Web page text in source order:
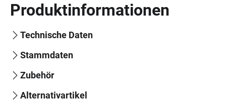
Produktinformationen
Technische Daten
Stammdaten
Zubehör
Alternativartikel